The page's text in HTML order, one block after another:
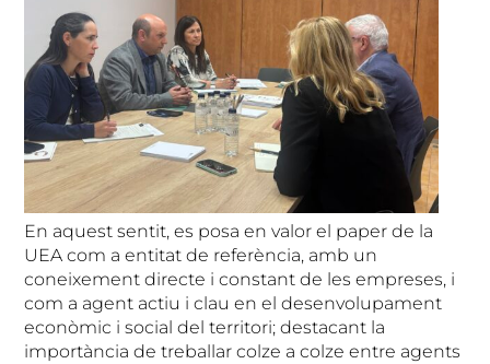
En aquest sentit, es posa en valor el paper de la
UEA com a entitat de referència, amb un
coneixement directe i constant de les empreses, i
com a agent actiu i clau en el desenvolupament
econòmic i social del territori; destacant la
importància de treballar colze a colze entre agents